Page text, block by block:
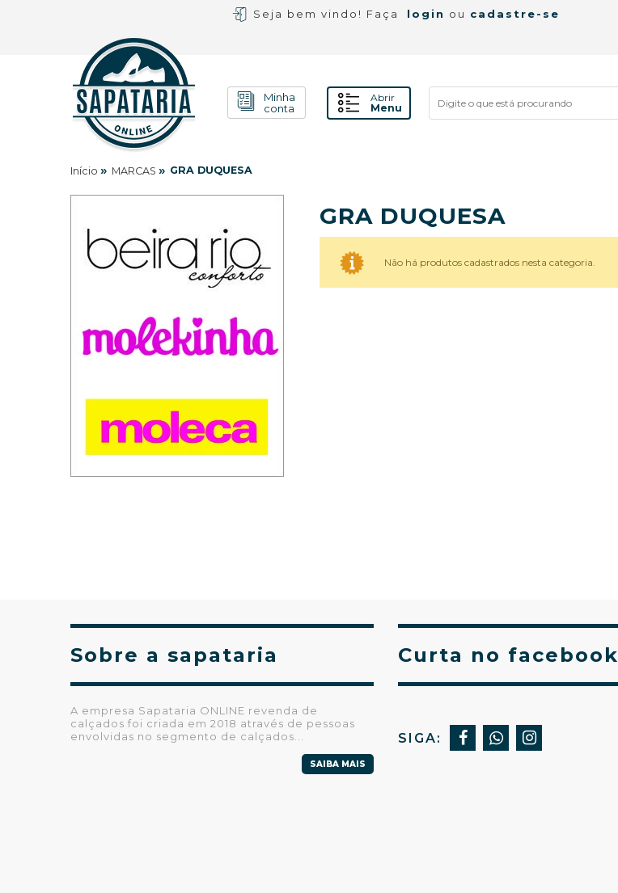
Seja bem vindo! Faça login ou cadastre-se
Minha
conta
Abrir
Menu
Início » MARCAS » GRA DUQUESA
GRA DUQUESA
Não há produtos cadastrados nesta categoria.
Sobre a sapataria
A empresa Sapataria ONLINE revenda de
calçados foi criada em 2018 através de pessoas
envolvidas no segmento de calçados...
SAIBA MAIS
Curta no facebook
SIGA: